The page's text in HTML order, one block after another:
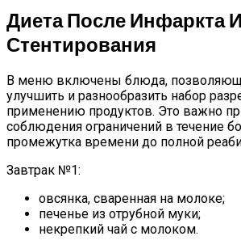
Диета После Инфаркта И
Стентирования
В меню включены блюда,
улучшить и разнообразить набор
применению продуктов. Это важно
соблюдения ограничений в течение
промежутка времени до полной
Завтрак №1:
овсянка, сваренная на молоке;
печенье из отрубной муки;
некрепкий чай с молоком.